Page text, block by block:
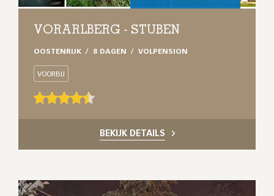
VORARLBERG - STUBEN
OOSTENRIJK 8 DAGEN VOLPENSION
VOORBIJ
BEKIJK DETAILS